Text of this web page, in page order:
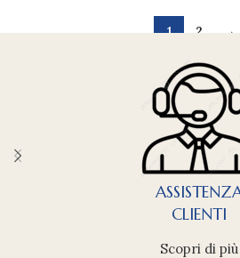
1 2 →
CLIENTI
Scopri di più